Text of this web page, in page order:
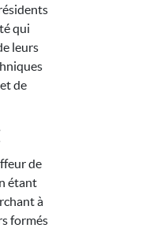
qui
leurs
de
de
étant
à
formés